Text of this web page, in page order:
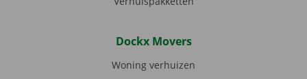
Dockx Movers
Woning verhuizen